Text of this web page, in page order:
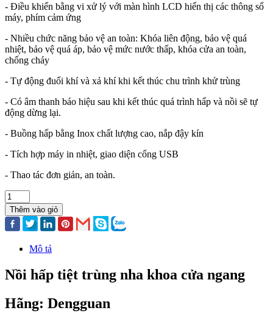
- Điều khiển bằng vi xử lý với màn hình LCD hiển thị các thông số
máy, phím cảm ứng
- Nhiều chức năng bảo vệ an toàn: Khóa liên động, bảo vệ quá
nhiệt, bảo vệ quá áp, bảo vệ mức nước thấp, khóa cửa an toàn,
chống cháy
- Tự động đuổi khí và xả khí khi kết thúc chu trình khử trùng
- Có âm thanh báo hiệu sau khi kết thúc quá trình hấp và nồi sẽ tự
động dừng lại.
- Buồng hấp bằng Inox chất lượng cao, nắp đậy kín
- Tích hợp máy in nhiệt, giao diện cổng USB
- Thao tác đơn giản, an toàn.
Thêm vào giỏ
Mô tả
Nồi hấp tiệt trùng nha khoa cửa ngang
Hãng: Dengguan